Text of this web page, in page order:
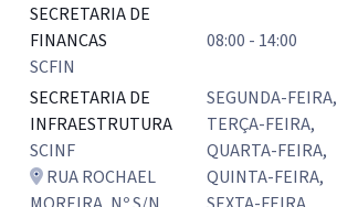
SECRETARIA DE
FINANCAS
SCFIN
08:00 - 14:00
SECRETARIA DE
INFRAESTRUTURA
SCINF
RUA ROCHAEL
SEGUNDA-FEIRA,
TERÇA-FEIRA,
QUARTA-FEIRA,
QUINTA-FEIRA,